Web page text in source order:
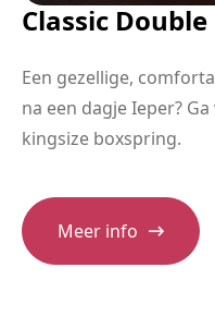
Classic Double
Een gezellige,
na een dagje Ieper?
kingsize boxspring.
Meer info